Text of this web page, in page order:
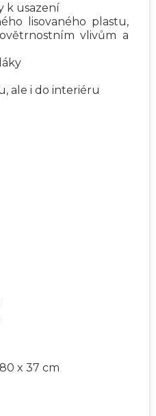
k usazení
lisovaného plastu,
vlivům a
ale i do interiéru
x 37 cm